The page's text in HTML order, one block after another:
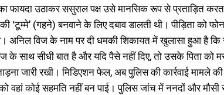
फायदा उठाकर ससुराल पक्ष उसे मानसिक रूप से प्रताड़ित
‘टूम्मे’ (गहने) बनवाने के लिए दबाव डालती थी। पीड़िता को
अनिल विज के नाम पर दी धमकी शिकायत में खुलासा हुआ है कि
के साथ सीधी बात है और यदि पैसे नहीं दिए, तो उसके पिता को
जारी रखी। मिडिएशन फेल, अब पुलिस की कार्रवाई मामले
कोई सहमति नहीं बन पाई। पुलिस जांच में ननदों और